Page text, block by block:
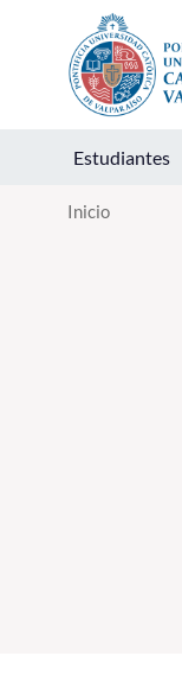
Click acá para ir
Estudiantes
Inicio